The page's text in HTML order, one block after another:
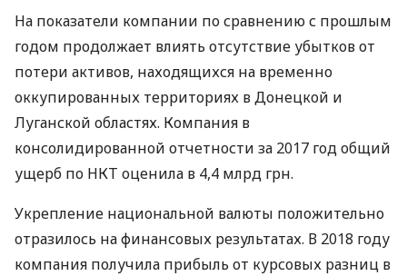
На показатели компании по сравнению с прошлым
годом продолжает влиять отсутствие убытков от
потери активов, находящихся на временно
оккупированных территориях в Донецкой и
Луганской областях. Компания в
консолидированной отчетности за 2017 год общий
ущерб по НКТ оценила в 4,4 млрд грн.
Укрепление национальной валюты положительно
отразилось на финансовых результатах. В 2018 году
компания получила прибыль от курсовых разниц в